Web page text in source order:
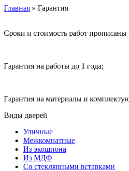
Главная » Гарантия
Сроки и стоимость работ прописаны
Гарантия на работы до 1 года;
Гарантия на материалы и
Виды дверей
Уличные
Межкомнатные
Из экошпона
Из МДФ
Со стеклянными вставками